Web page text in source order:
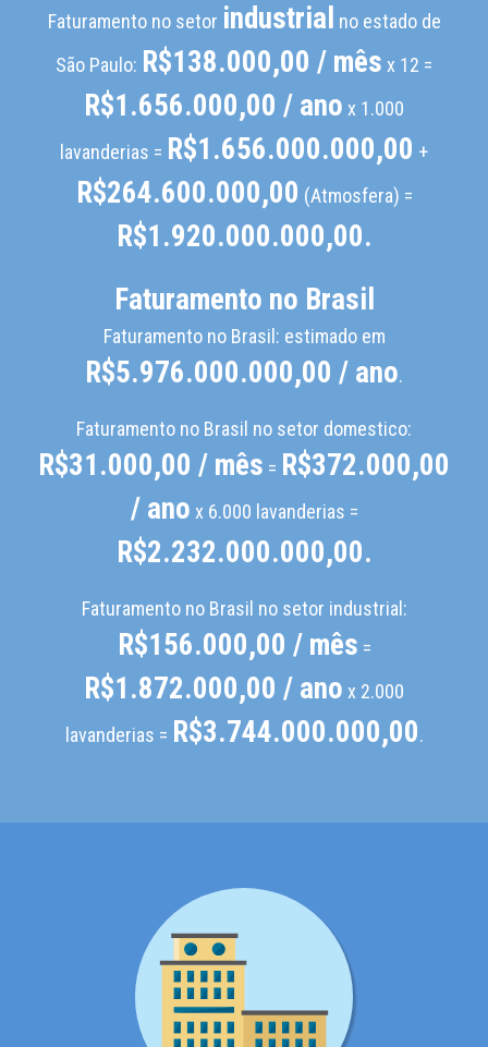
Faturamento no setor industrial
no estado de
São Paulo: R$138.000,00 / mês x 12 =
R$1.656.000,00 / ano x 1.000
lavanderias = R$1.656.000.000,00 +
R$264.600.000,00 (Atmosfera) =
R$1.920.000.000,00.
Faturamento no Brasil
Faturamento no Brasil: estimado em
R$5.976.000.000,00 / ano.
Faturamento no Brasil no setor domestico:
R$31.000,00 / mês = R$372.000,00
/ ano x 6.000 lavanderias =
R$2.232.000.000,00.
Faturamento no Brasil no setor industrial:
R$156.000,00 / mês =
R$1.872.000,00 / ano x 2.000
lavanderias = R$3.744.000.000,00.